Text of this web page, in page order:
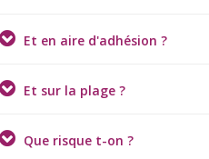
Et en aire d'adhésion ?
Et sur la plage ?
Que risque t-on ?